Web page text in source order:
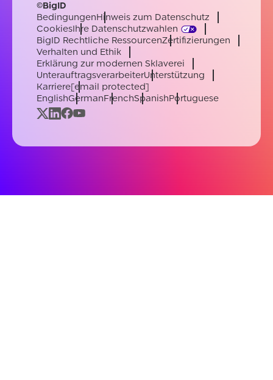
©BigID
BedingungenHinweis zum Datenschutz
CookiesIhre Datenschutzwahlen
BigID Rechtliche RessourcenZertifizierungen
Verhalten und Ethik
Erklärung zur modernen Sklaverei
UnterauftragsverarbeiterUnterstützung
Karriere[email protected]
EnglishGermanFrenchSpanishPortuguese